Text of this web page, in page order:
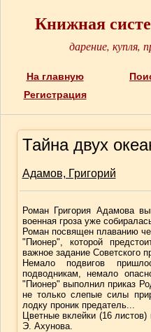
Книжная
дарение, купля,
На главную
Регистрация
Тайна двух
Адамов, Григорий
Роман Григория Адамова
военная гроза уже
Роман посвящен плаванию
"Пионер", которой
важное задание Советского
Немало подвигов
подводникам, немало
"Пионер" выполнил приказ
не только слепые силы
лодку проник предатель...
Цветные вклейки (16
Э. Ахунова.